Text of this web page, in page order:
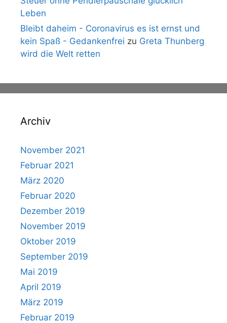
Leben
Bleibt daheim - Coronavirus es ist ernst und
kein Spaß - Gedankenfrei zu Greta Thunberg
wird die Welt retten
Archiv
November 2021
Februar 2021
März 2020
Februar 2020
Dezember 2019
November 2019
Oktober 2019
September 2019
Mai 2019
April 2019
März 2019
Februar 2019